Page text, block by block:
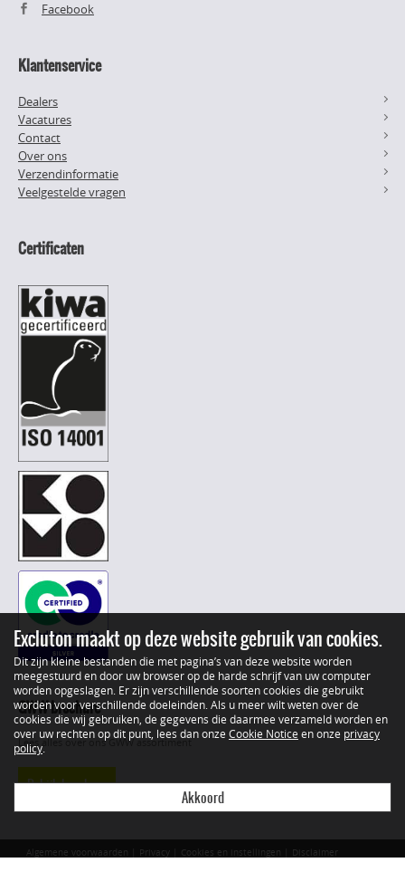
Facebook
Klantenservice
Dealers
Vacatures
Contact
Over ons
Verzendinformatie
Veelgestelde vragen
Certificaten
GWW brochure
Lees alles over ons GWW assortiment
Bekijk brochure
Algemene voorwaarden Privacy Cookies en instellingen Disclaimer
Excluton maakt op deze website gebruik van cookies.
Dit zijn kleine bestanden die met pagina’s van deze website worden
meegestuurd en door uw browser op de harde schrijf van uw computer
worden opgeslagen. Er zijn verschillende soorten cookies die gebruikt
worden voor verschillende doeleinden. Als u meer wilt weten over de
cookies die wij gebruiken, de gegevens die daarmee verzameld worden en
over uw rechten op dit punt, lees dan onze Cookie Notice en onze privacy
policy
Akkoord